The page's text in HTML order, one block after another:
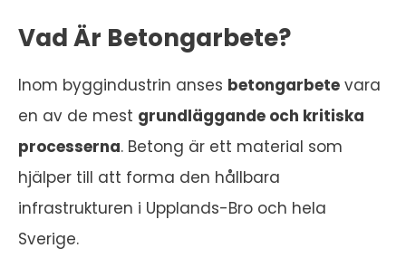
Vad Är Betongarbete?
Inom byggindustrin anses betongarbete vara
en av de mest grundläggande och kritiska
processerna. Betong är ett material som
hjälper till att forma den hållbara
infrastrukturen i Upplands-Bro och hela
Sverige.